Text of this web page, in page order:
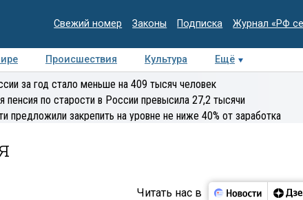
Свежий номер Законы Подписка Журнал «РФ
Происшествия Культура
Ещё
Медиацентр Интервью Колумнисты
за год стало меньше на 409 тысяч человек
пенсия по старости в России превысила 27,2 тысячи
предложили закрепить на уровне не ниже 40% от заработка
Читать нас в